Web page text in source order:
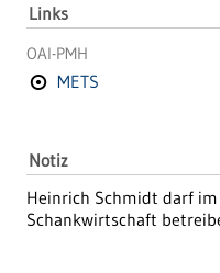
Links
OAI-PMH
METS
Notiz
Heinrich Schmidt darf
Schankwirtschaft